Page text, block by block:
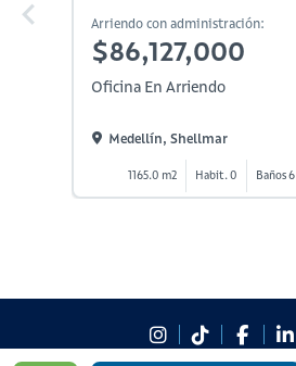
Arriendo con administración:
$86,127,000
Oficina En Arriendo
Medellín, Shellmar
1165.0 m2 Habit. 0 Baños 6